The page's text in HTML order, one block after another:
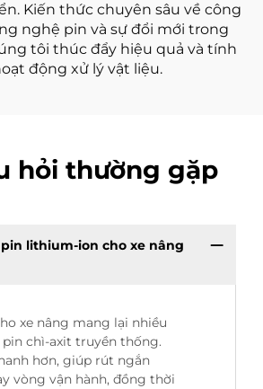
Kiến thức chuyên sâu về công
nghệ pin và sự đổi mới trong
tôi thúc đẩy hiệu quả và tính
động xử lý vật liệu.
hỏi thường gặp
lithium-ion cho xe nâng
xe nâng mang lại nhiều
chì-axit truyền thống.
hơn, giúp rút ngắn
vòng vận hành, đồng thời